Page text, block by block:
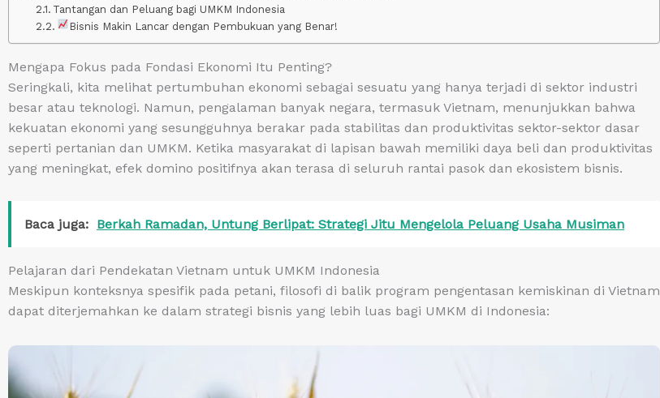
Tantangan dan Peluang bagi UMKM Indonesia
Bisnis Makin Lancar dengan Pembukuan yang Benar!
Mengapa Fokus pada Fondasi Ekonomi Itu Penting?
Seringkali, kita melihat pertumbuhan ekonomi sebagai sesuatu yang hanya terjadi di sektor industri
besar atau teknologi. Namun, pengalaman banyak negara, termasuk Vietnam, menunjukkan bahwa
kekuatan ekonomi yang sesungguhnya berakar pada stabilitas dan produktivitas sektor-sektor dasar
seperti pertanian dan UMKM. Ketika masyarakat di lapisan bawah memiliki daya beli dan produktivitas
yang meningkat, efek domino positifnya akan terasa di seluruh rantai pasok dan ekosistem bisnis.
Baca juga: Berkah Ramadan, Untung Berlipat: Strategi Jitu Mengelola Peluang Usaha Musiman
Pelajaran dari Pendekatan Vietnam untuk UMKM Indonesia
Meskipun konteksnya spesifik pada petani, filosofi di balik program pengentasan kemiskinan di Vietnam
dapat diterjemahkan ke dalam strategi bisnis yang lebih luas bagi UMKM di Indonesia: